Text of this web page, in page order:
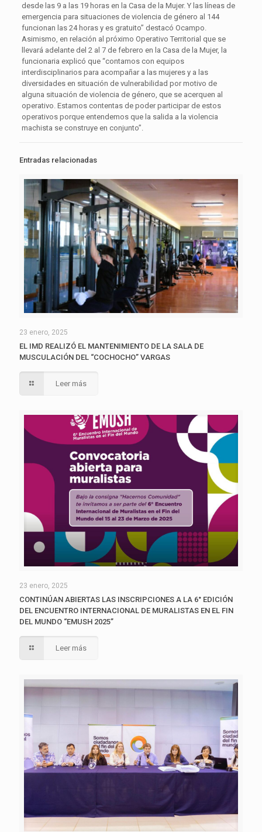
desde las 9 a las 19 horas en la Casa de la Mujer. Y las líneas de
emergencia para situaciones de violencia de género al 144
funcionan las 24 horas y es gratuito” destacó Ocampo.
Asimismo, en relación al próximo Operativo Territorial que se
llevará adelante del 2 al 7 de febrero en la Casa de la Mujer, la
funcionaria explicó que “contamos con equipos
interdisciplinarios para acompañar a las mujeres y a las
diversidades en situación de vulnerabilidad por motivo de
alguna situación de violencia de género, que se acerquen al
operativo. Estamos contentas de poder participar de estos
operativos porque entendemos que la salida a la violencia
machista se construye en conjunto”.
Entradas relacionadas
23 enero, 2025
EL IMD REALIZÓ EL MANTENIMIENTO DE LA SALA DE
MUSCULACIÓN DEL “COCHOCHO” VARGAS
Leer más
23 enero, 2025
CONTINÚAN ABIERTAS LAS INSCRIPCIONES A LA 6° EDICIÓN
DEL ENCUENTRO INTERNACIONAL DE MURALISTAS EN EL FIN
DEL MUNDO “EMUSH 2025”
Leer más